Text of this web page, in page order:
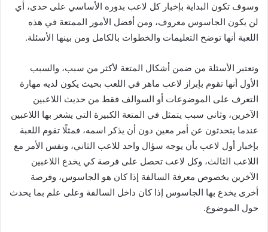
وسوف تكون البداية بإخبار كل لاعب بدوره الأساسي على حدى، أي
لن يكون الجاسوس معروف، ومن أفضل الأمور الممتعة في هذه
اللعبة أنها توضح التعليمات والخطوات بالكامل ومن بينها الأسئلة.
وتعتبر الأسئلة من ضمن أشكال المتعة لأكثر من سبب، والسبب
الأول أنها تقوم بإبراز لاعب ماهر في اللعب بحيث يكون لديه مهارة
التعرف على الموضوعات أو السوالف فقط من حديث اللاعبين
الآخرين، وثاني سبب يتمثل في المتعة الكبيرة التي يشعر بها اللاعبين
عندما يتحدثون عن أمر معين دون أن يذكر اسمه، فمثلًا تقوم اللعبة
بإخبار أول لاعب بأن يوجه سؤال واحد للاعب الثاني، ونفس الأمر مع
اللاعب الثالث، وكل لاعب تحصل على فرصة كي يخدع اللاعبين
الآخرين بخصوص معرفة السالفة إذا كان هو الجاسوس، وفرصة
أخرى يخدع بها الجاسوس إذا كان داخل السالفة وعلى علم بما يحدث
حول الموضوع.